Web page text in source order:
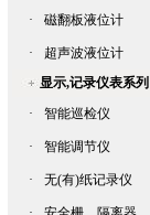
· 磁翻板液位计
·
超声波液位计
显示,记录仪表系列
·
智能巡检仪
· 智能调节仪
· 无(有)纸记录仪